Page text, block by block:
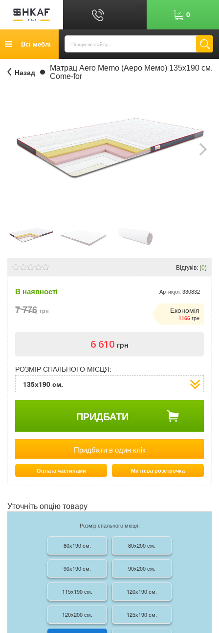
Доставка
Контакти
0 6 7 Показати номер
0
Всі меблі
Назад
Матрац Aero Memo (Аеро Мемо) 135х190 см.
Come-for
Відгуків: (0)
В наявності Артикул: 330832
7 776 грн Економія
1166 грн
6 610 грн
РОЗМІР СПАЛЬНОГО МІСЦЯ:
135х190 см.
ПРИДБАТИ
Придбати в один клік
Оплата частинами Миттєва розстрочка
Уточніть опцію товару
Розмір спального місця:
80х190 см. 80х200 см.
90х190 см. 90х200 см.
115х190 см. 120х190 см.
120х200 см. 125х190 см.